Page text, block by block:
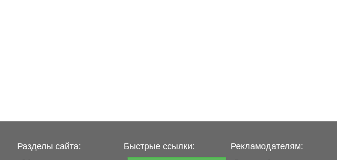
Разделы сайта: Быстрые ссылки: Рекламодателям: